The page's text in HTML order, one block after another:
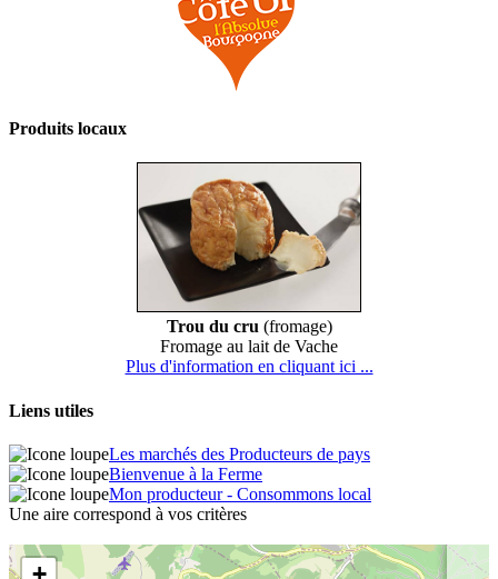
Produits locaux
Trou du cru (fromage)
Fromage au lait de Vache
Plus d'information en cliquant ici ...
Liens utiles
Les marchés des Producteurs de pays
Bienvenue à la Ferme
Mon producteur - Consommons local
Une aire correspond à vos critères